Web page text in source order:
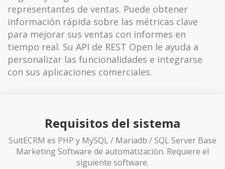
representantes de ventas. Puede obtener
información rápida sobre las métricas clave
para mejorar sus ventas con informes en
tiempo real. Su API de REST Open le ayuda a
personalizar las funcionalidades e integrarse
con sus aplicaciones comerciales.
Requisitos del sistema
SuitECRM es PHP y MySQL / Mariadb / SQL Server Base
Marketing Software de automatización. Requiere el
siguiente software.